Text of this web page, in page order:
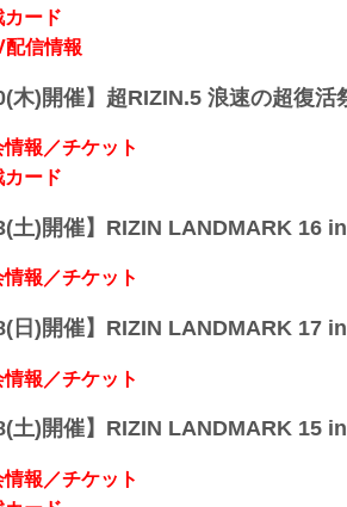
ード
信情報
木)開催】超RIZIN.5 浪速の超復活
報／チケット
ード
3(土)開催】RIZIN LANDMARK 16
報／チケット
8(日)開催】RIZIN LANDMARK 17
報／チケット
土)開催】RIZIN LANDMARK 15
報／チケット